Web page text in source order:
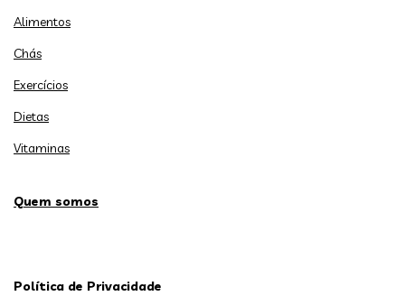
Alimentos
Chás
Exercícios
Dietas
Vitaminas
Quem somos
Política de Privacidade